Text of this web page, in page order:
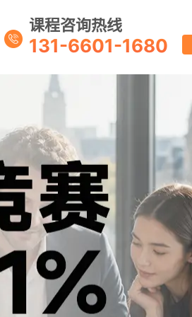
课程咨询热线
131-6601-1680